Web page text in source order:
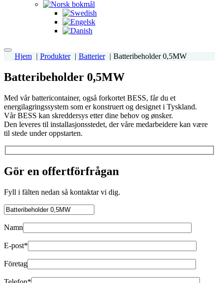
Hjem Produkter Batterier Batteribeholder 0,5MW
Batteribeholder 0,5MW
Med vår battericontainer, også forkortet BESS, får du et
energilagringssystem som er konstruert og designet i Tyskland.
Vår BESS kan skreddersys etter dine behov og ønsker.
Den leveres til installasjonsstedet, der våre medarbeidere kan være
til stede under oppstarten.
Gör en offertförfrågan
Fyll i fälten nedan så kontaktar vi dig.
Namn
E-post*
Företag